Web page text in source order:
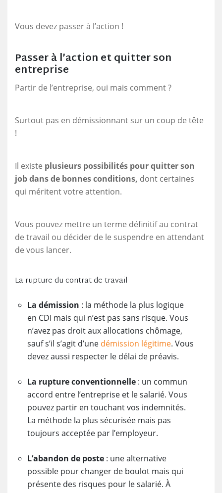
Vous devez passer à l’action !
Passer à l’action et quitter son
entreprise
Partir de l’entreprise, oui mais comment ?
Surtout pas en démissionnant sur un coup de tête
!
Il existe plusieurs possibilités pour quitter son
job dans de bonnes conditions, dont certaines
qui méritent votre attention.
Vous pouvez mettre un terme définitif au contrat
de travail ou décider de le suspendre en attendant
de vous lancer.
La rupture du contrat de travail
La démission : la méthode la plus logique
en CDI mais qui n’est pas sans risque. Vous
n’avez pas droit aux allocations chômage,
sauf s’il s’agit d’une démission légitime. Vous
devez aussi respecter le délai de préavis.
La rupture conventionnelle : un commun
accord entre l’entreprise et le salarié. Vous
pouvez partir en touchant vos indemnités.
La méthode la plus sécurisée mais pas
toujours acceptée par l’employeur.
L’abandon de poste : une alternative
possible pour changer de boulot mais qui
présente des risques pour le salarié. À